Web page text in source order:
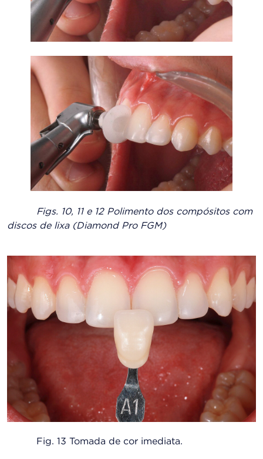
Figs. 10, 11 e 12 Polimento dos compósitos com
discos de lixa (Diamond Pro FGM)
Fig. 13 Tomada de cor imediata.